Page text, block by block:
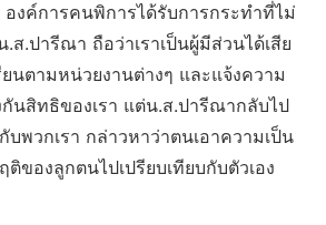
องค์การคนพิการได้รับการกระทำที่ไม่
ส.ปารีณา ถือว่าเราเป็นผู้มีส่วนได้เสีย
ยนตามหน่วยงานต่างๆ และแจ้งความ
นสิทธิของเรา แต่น.ส.ปารีณากลับไป
พวกเรา กล่าวหาว่าตนเอาความเป็น
ของลูกตนไปเปรียบเทียบกับตัวเอง